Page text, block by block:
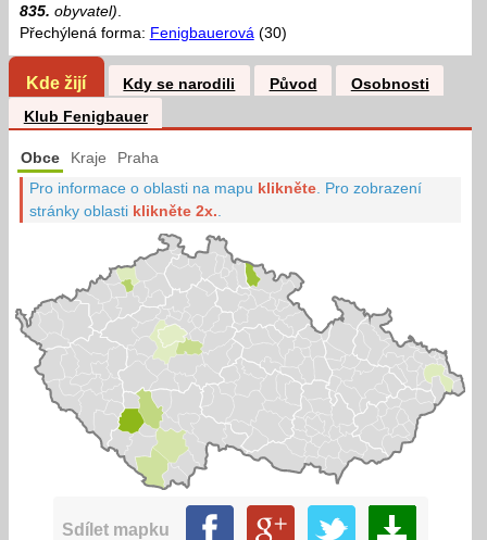
835. obyvatel).
Přechýlená forma: Fenigbauerová(30)
Kde žijí Kdy se narodili Původ
Osobnosti
Klub Fenigbauer
Obce Kraje Praha
Pro informace o oblasti na mapu klikněte Pro zobrazení
stránky oblasti klikněte 2x.
Sdílet mapku